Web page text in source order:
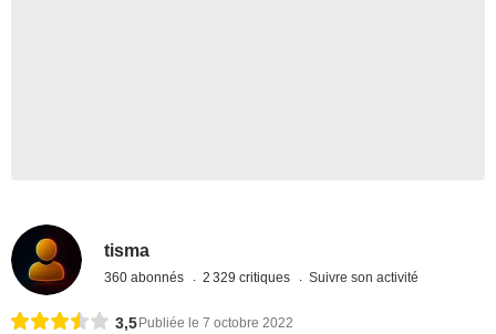
tisma
360 abonnés 2 329 critiques Suivre son activité
3,5 Publiée le 7 octobre 2022